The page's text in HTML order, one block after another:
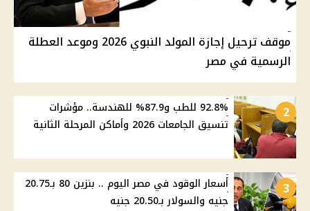
موقف ترحيل إجازة المولد النبوي 2026 وموعد العطلة
الرسمية في مصر
2
92.8% للطب و87.9% للهندسة.. مؤشرات
تنسيق الجامعات 2026 وأماكن المرحلة الثانية
3
أسعار الوقود في مصر اليوم .. بنزين 80 بـ20.75
جنيه والسولار بـ20.50 جنيه